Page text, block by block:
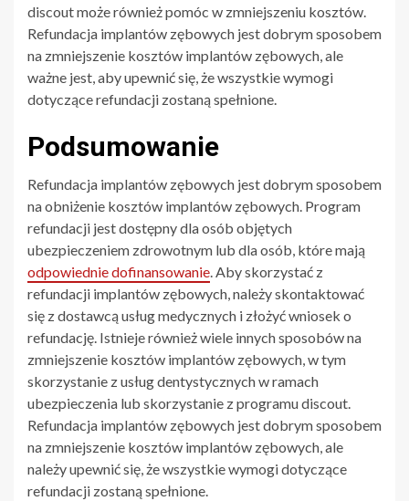
discout może również pomóc w zmniejszeniu kosztów.
Refundacja implantów zębowych jest dobrym sposobem
na zmniejszenie kosztów implantów zębowych, ale
ważne jest, aby upewnić się, że wszystkie wymogi
dotyczące refundacji zostaną spełnione.
Podsumowanie
Refundacja implantów zębowych jest dobrym sposobem
na obniżenie kosztów implantów zębowych. Program
refundacji jest dostępny dla osób objętych
ubezpieczeniem zdrowotnym lub dla osób, które mają
odpowiednie dofinansowanie. Aby skorzystać z
refundacji implantów zębowych, należy skontaktować
się z dostawcą usług medycznych i złożyć wniosek o
refundację. Istnieje również wiele innych sposobów na
zmniejszenie kosztów implantów zębowych, w tym
skorzystanie z usług dentystycznych w ramach
ubezpieczenia lub skorzystanie z programu discout.
Refundacja implantów zębowych jest dobrym sposobem
na zmniejszenie kosztów implantów zębowych, ale
należy upewnić się, że wszystkie wymogi dotyczące
refundacji zostaną spełnione.